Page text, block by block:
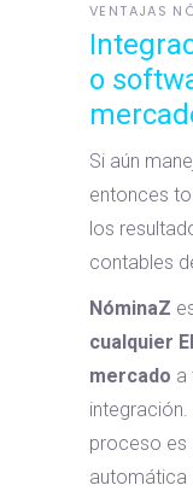
VENTAJAS
o
Si aún
entonces
los
contables
NóminaZ
cualquier
mercado a
proceso es
automática